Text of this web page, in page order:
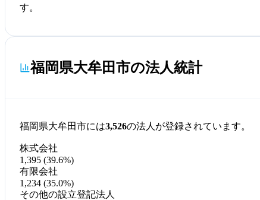
す。
福岡県大牟田市の法人統計
福岡県大牟田市には3,526の法人が登録されています。
株式会社
1,395 (39.6%)
有限会社
1,234 (35.0%)
その他の設立登記法人